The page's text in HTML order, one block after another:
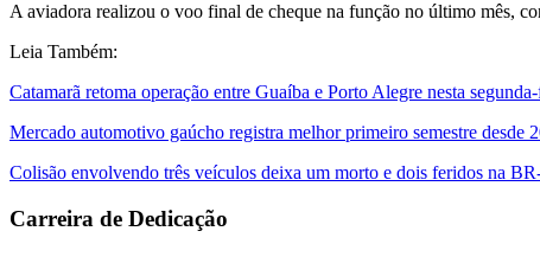
A aviadora realizou o voo final de cheque na função no último mês,
Leia Também:
Catamarã retoma operação entre Guaíba e Porto Alegre nesta
Mercado automotivo gaúcho registra melhor primeiro semestre desde
Colisão envolvendo três veículos deixa um morto e dois feridos na
Carreira de Dedicação